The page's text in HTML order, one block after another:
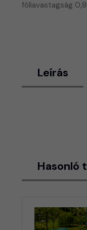
fóliavastagság
Leírás
Hasonló